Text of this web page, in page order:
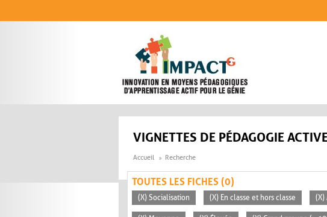
VIGNETTES DE PÉDAGOGIE
Accueil Recherche
TOUTES LES FICHES (0)
(X) Socialisation (X) En classe et hors classe (X)